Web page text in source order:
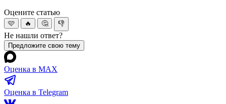
Оцените статью
🩷 🔥 🤔 👎
Не нашли ответ?
Предложите свою тему
Оценка в MAX
Оценка в Telegram